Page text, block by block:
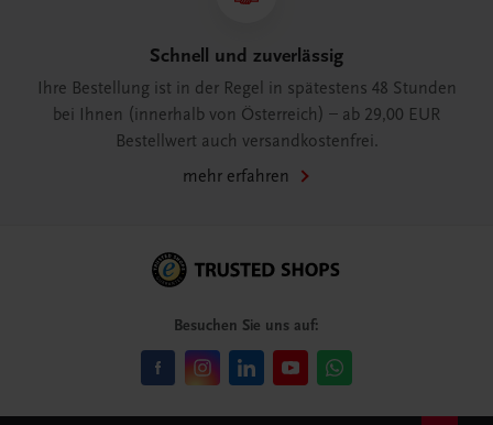
Schnell und zuverlässig
Ihre Bestellung ist in der Regel in spätestens 48 Stunden
bei Ihnen (innerhalb von Österreich) – ab 29,00 EUR
Bestellwert auch versandkostenfrei.
mehr erfahren
Besuchen Sie uns auf: